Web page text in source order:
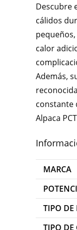
Descubre
cálidos
calor
Además,
constante
Alpaca
MARCA
TIPO DE
TIPO DE